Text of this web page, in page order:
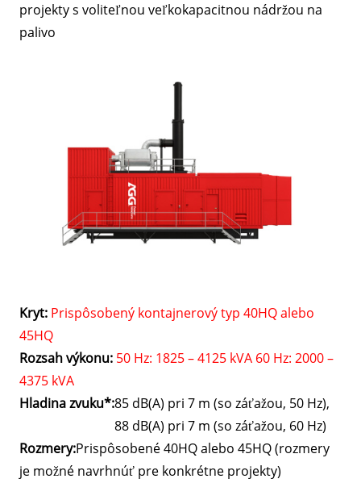
projekty s voliteľnou veľkokapacitnou nádržou na
palivo
Kryt: Prispôsobený kontajnerový typ 40HQ alebo
45HQ
Rozsah výkonu: 50 Hz: 1825 – 4125 kVA 60 Hz: 2000 –
4375 kVA
Hladina zvuku*:85 dB(A) pri 7 m (so záťažou, 50 Hz),
88 dB(A) pri 7 m (so záťažou, 60 Hz)
Rozmery:Prispôsobené 40HQ alebo 45HQ (rozmery
je možné navrhnúť pre konkrétne projekty)